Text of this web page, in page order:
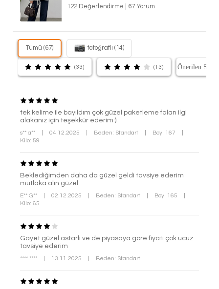
122 Değerlendirme 67 Yorum
Tümü (67) fotoğraflı (14)
(33) (13)
tek kelime ile bayıldım çok güzel paketleme falan ilgi
alakanız için teşekkür ederim:)
s** a** 04.12.2025 Beden: Standart Boy: 167
Kilo: 59
Beklediğimden daha da güzel geldi tavsiye ederim
mutlaka alın güzel
E** G** 02.12.2025 Beden: Standart Boy: 165
Kilo: 65
Gayet güzel astarlı ve de piyasaya göre fiyatı çok ucuz
tavsiye ederim
**** **** 13.11.2025 Beden: Standart